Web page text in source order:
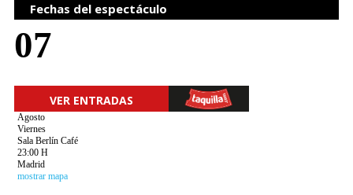
Fechas del espectáculo
07
VER ENTRADAS
Agosto
Viernes
Sala Berlín Café
23:00 H
Madrid
mostrar mapa